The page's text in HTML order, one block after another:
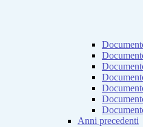
Anni precedenti